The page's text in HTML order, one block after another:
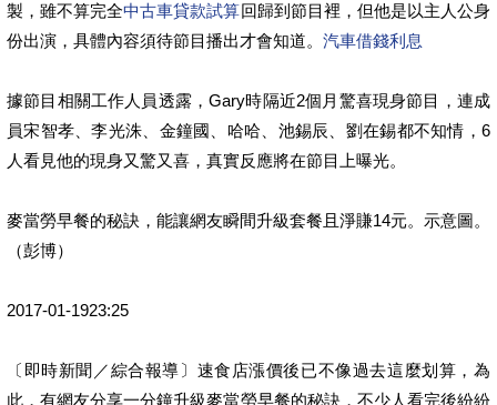
製，雖不算完全中古車貸款試算回歸到節目裡，但他是以主人公身
份出演，具體內容須待節目播出才會知道。 汽車借錢利息
據節目相關工作人員透露，Gary時隔近2個月驚喜現身節目，連成
員宋智孝、李光洙、金鐘國、哈哈、池錫辰、劉在錫都不知情，6
人看見他的現身又驚又喜，真實反應將在節目上曝光。
麥當勞早餐的秘訣，能讓網友瞬間升級套餐且淨賺14元。示意圖。
（彭博）
2017-01-1923:25
〔即時新聞／綜合報導〕速食店漲價後已不像過去這麼划算，為
此，有網友分享一分鐘升級麥當勞早餐的秘訣，不少人看完後紛紛